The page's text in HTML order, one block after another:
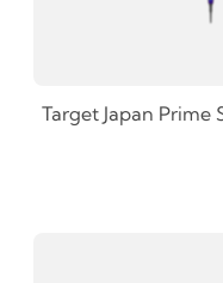
Target Japan Prime